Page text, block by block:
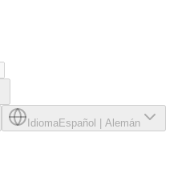
IdiomaEspañol Alemán